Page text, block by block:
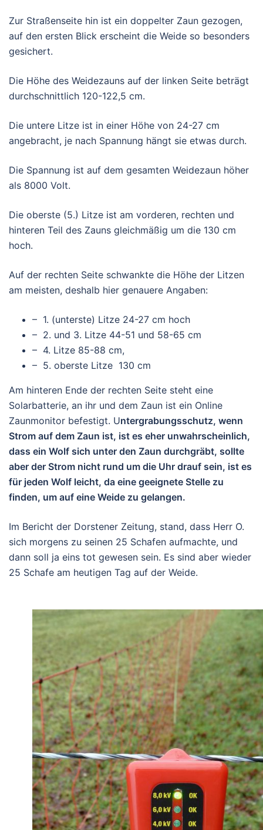
Zur Straßenseite hin ist ein doppelter Zaun gezogen,
auf den ersten Blick erscheint die Weide so besonders
gesichert.
Die Höhe des Weidezauns auf der linken Seite beträgt
durchschnittlich 120-122,5 cm.
Die untere Litze ist in einer Höhe von 24-27 cm
angebracht, je nach Spannung hängt sie etwas durch.
Die Spannung ist auf dem gesamten Weidezaun höher
als 8000 Volt.
Die oberste (5.) Litze ist am vorderen, rechten und
hinteren Teil des Zauns gleichmäßig um die 130 cm
hoch.
Auf der rechten Seite schwankte die Höhe der Litzen
am meisten, deshalb hier genauere Angaben:
– 1. (unterste) Litze 24-27 cm hoch
– 2. und 3. Litze 44-51 und 58-65 cm
– 4. Litze 85-88 cm,
– 5. oberste Litze 130 cm
Am hinteren Ende der rechten Seite steht eine
Solarbatterie, an ihr und dem Zaun ist ein Online
Zaunmonitor befestigt. Untergrabungsschutz, wenn
Strom auf dem Zaun ist, ist es eher unwahrscheinlich,
dass ein Wolf sich unter den Zaun durchgräbt, sollte
aber der Strom nicht rund um die Uhr drauf sein, ist es
für jeden Wolf leicht, da eine geeignete Stelle zu
finden, um auf eine Weide zu gelangen.
Im Bericht der Dorstener Zeitung, stand, dass Herr O.
sich morgens zu seinen 25 Schafen aufmachte, und
dann soll ja eins tot gewesen sein. Es sind aber wieder
25 Schafe am heutigen Tag auf der Weide.